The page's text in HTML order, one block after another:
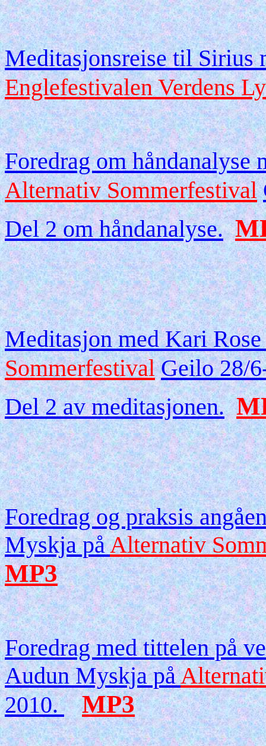
Meditasjonsreise til Sirius
Englefestivalen Verdens
Foredrag om håndanalyse
Alternativ Sommerfestival
Del 2 om håndanalyse.
Meditasjon med Kari
Sommerfestival Geilo 28/
Del 2 av meditasjonen.
Foredrag og praksis
Myskja påAlternativ
MP3
Foredrag med tittelen på
Audun Myskja på
2010.
MP3